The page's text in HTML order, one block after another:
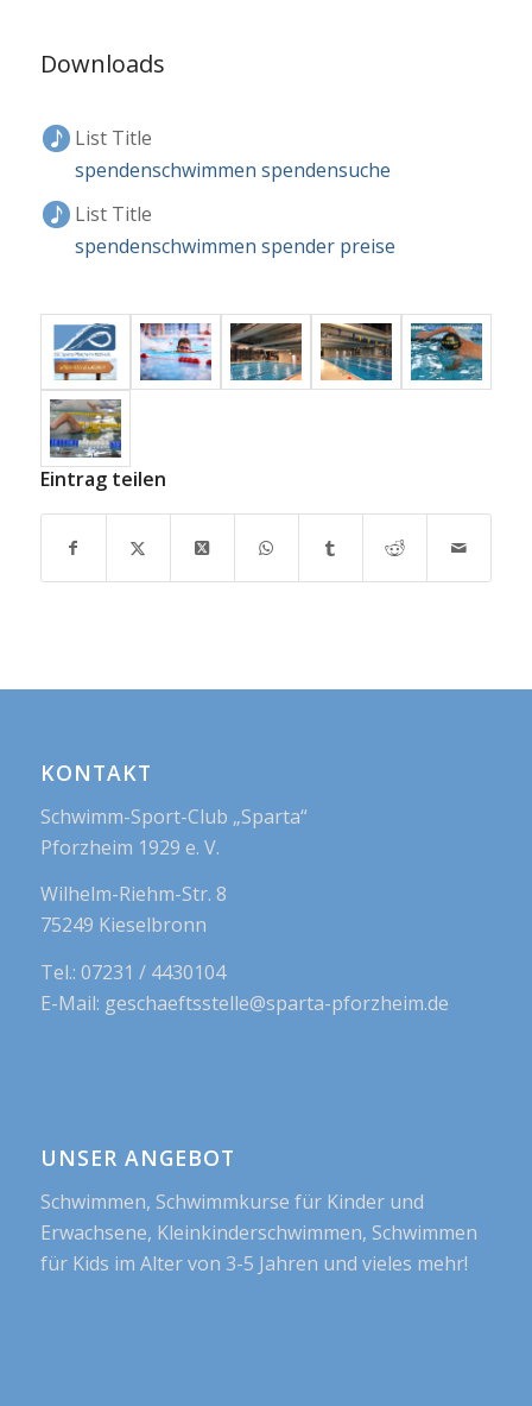
Downloads
List Title
spendenschwimmen spendensuche
List Title
spendenschwimmen spender preise
Eintrag teilen
KONTAKT
Schwimm-Sport-Club „Sparta“
Pforzheim 1929 e. V.
Wilhelm-Riehm-Str. 8
75249 Kieselbronn
Tel.: 07231 / 4430104
E-Mail: geschaeftsstelle@sparta-pforzheim.de
UNSER ANGEBOT
Schwimmen, Schwimmkurse für Kinder und
Erwachsene, Kleinkinderschwimmen, Schwimmen
für Kids im Alter von 3-5 Jahren und vieles mehr!